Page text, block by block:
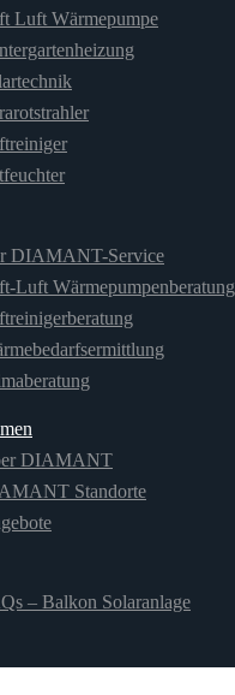
Luft Wärmepumpe
DIAMANT-Service
Luft Wärmepumpenberatung
DIAMANT
Standorte
– Balkon Solaranlage